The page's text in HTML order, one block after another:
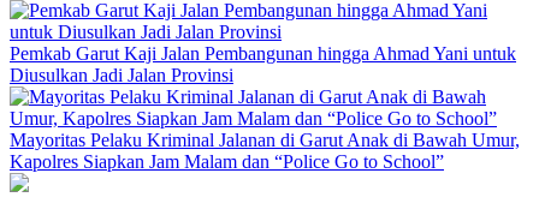
Pemkab Garut Kaji Jalan Pembangunan hingga Ahmad Yani untuk
Diusulkan Jadi Jalan Provinsi
Mayoritas Pelaku Kriminal Jalanan di Garut Anak di Bawah Umur,
Kapolres Siapkan Jam Malam dan “Police Go to School”